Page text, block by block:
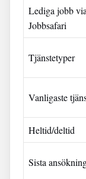
Lediga jobb via
Jobbsafari
Tjänstetyper
Vanligaste
Heltid/deltid
Sista